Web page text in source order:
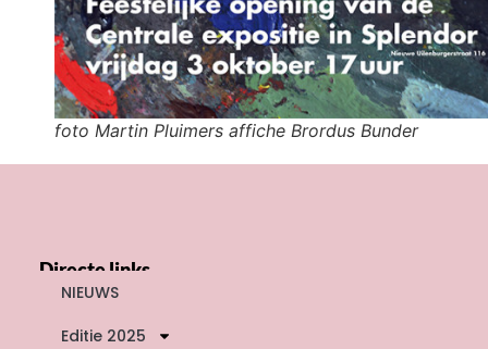
foto Martin Pluimers affiche Brordus Bunder
Directe links
NIEUWS
Editie 2025